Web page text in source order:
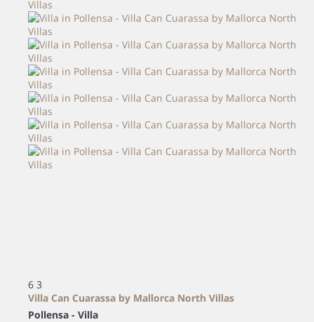
6 3
Villa Can Cuarassa by Mallorca North Villas
Pollensa - Villa